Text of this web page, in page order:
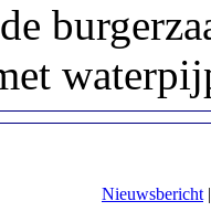
Nieuwsbericht